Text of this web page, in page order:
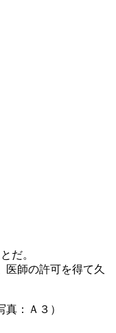
だ。
医師の許可を得て久
真：Ａ３）